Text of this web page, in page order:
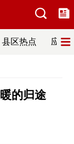
县区热点 应急
的归途